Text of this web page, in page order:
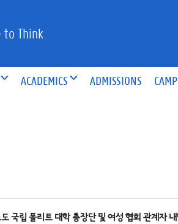
to Think
ACADEMICS ADMISSIONS
국립 폴리트 대학 총장단 및 여성 협회 관계자